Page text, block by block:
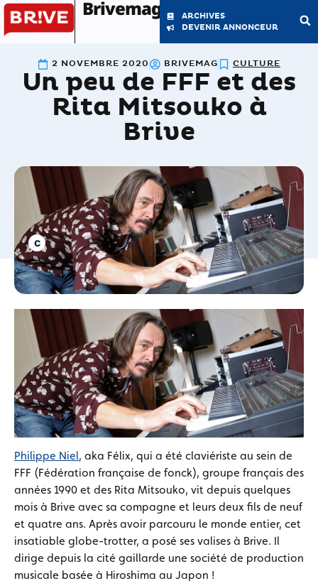
Brivemag'
ARCHIVES
DEVENIR ANNONCEUR
2 NOVEMBRE 2020 BRIVEMAG CULTURE
Un peu de FFF et des
Rita Mitsouko à
Brive
Philippe Niel, aka Félix, qui a été claviériste au sein de
FFF (Fédération française de fonck), groupe français des
années 1990 et des Rita Mitsouko, vit depuis quelques
mois à Brive avec sa compagne et leurs deux fils de neuf
et quatre ans. Après avoir parcouru le monde entier, cet
insatiable globe-trotter, a posé ses valises à Brive. Il
dirige depuis la cité gaillarde une société de production
musicale basée à Hiroshima au Japon !